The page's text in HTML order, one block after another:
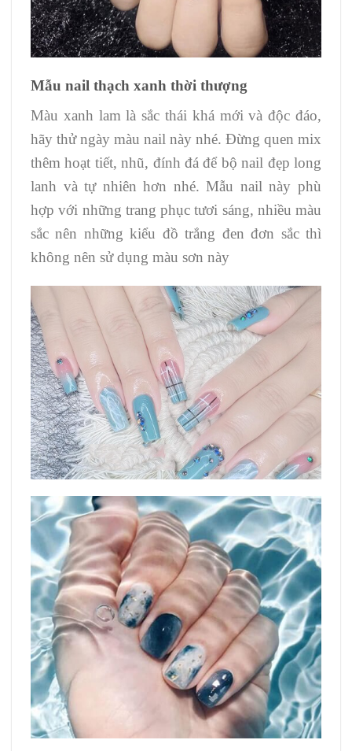
Mẫu nail thạch xanh thời thượng
Màu xanh lam là sắc thái khá mới và độc đáo,
hãy thử ngày màu nail này nhé. Đừng quen mix
thêm hoạt tiết, nhũ, đính đá để bộ nail đẹp long
lanh và tự nhiên hơn nhé. Mẫu nail này phù
hợp với những trang phục tươi sáng, nhiều màu
sắc nên những kiểu đồ trắng đen đơn sắc thì
không nên sử dụng màu sơn này